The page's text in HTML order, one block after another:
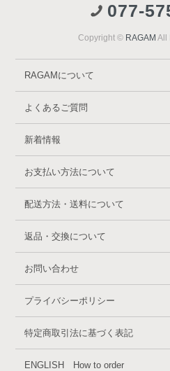
077-
Copyright © RAGAM All
RAGAMについて
よくあるご質問
新着情報
お支払い方法について
配送方法・送料について
返品・交換について
お問い合わせ
プライバシーポリシー
特定商取引法に基づく表記
ENGLISH How to order